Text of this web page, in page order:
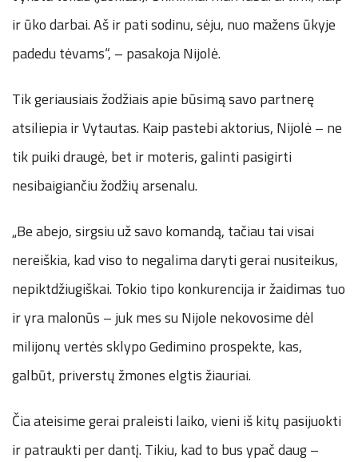
ir ūko darbai. Aš ir pati sodinu, sėju, nuo mažens ūkyje
padedu tėvams“, – pasakoja Nijolė.
Tik geriausiais žodžiais apie būsimą savo partnerę
atsiliepia ir Vytautas. Kaip pastebi aktorius, Nijolė – ne
tik puiki draugė, bet ir moteris, galinti pasigirti
nesibaigiančiu žodžių arsenalu.
„Be abejo, sirgsiu už savo komandą, tačiau tai visai
nereiškia, kad viso to negalima daryti gerai nusiteikus,
nepiktdžiugiškai. Tokio tipo konkurencija ir žaidimas tuo
ir yra malonūs – juk mes su Nijole nekovosime dėl
milijonų vertės sklypo Gedimino prospekte, kas,
galbūt, priverstų žmones elgtis žiauriai.
Čia ateisime gerai praleisti laiko, vieni iš kitų pasijuokti
ir patraukti per dantį. Tikiu, kad to bus ypač daug –